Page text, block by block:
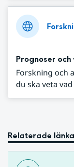
Prognoser
Forskning och
du ska veta
Relaterade